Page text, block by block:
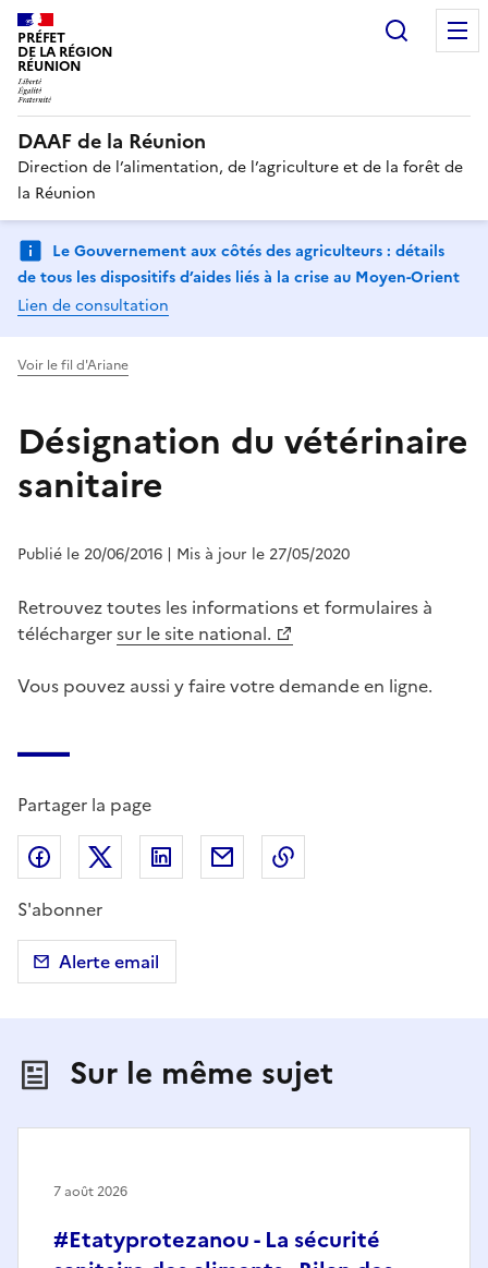
PRÉFET
DE LA RÉGION
RÉUNION
DAAF de la Réunion
Direction de l’alimentation, de l’agriculture et de la forêt de
la Réunion
Le Gouvernement aux côtés des agriculteurs : détails
de tous les dispositifs d’aides liés à la crise au Moyen-Orient
Lien de consultation
Voir le fil d'Ariane
Désignation du vétérinaire
sanitaire
Publié le 20/06/2016 | Mis à jour le 27/05/2020
Retrouvez toutes les informations et formulaires à
téléchargersur le site national.
Vous pouvez aussi y faire votre demande en ligne.
Partager la page
Partager sur Facebook
Partager sur X (anciennement Twitter)
Partager sur LinkedIn
Partager par email
S'abonner
Alerte email
Sur le même sujet
#Etatyprotezanou - La sécurité
7 août 2026